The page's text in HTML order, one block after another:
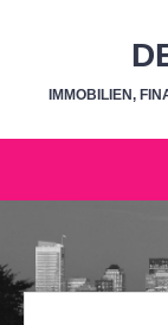
IMMOBILIEN,
Zum
springen